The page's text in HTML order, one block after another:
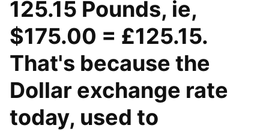
125.15 Pounds, ie,
$175.00 = £125.15.
That's because the
Dollar exchange rate
today, used to